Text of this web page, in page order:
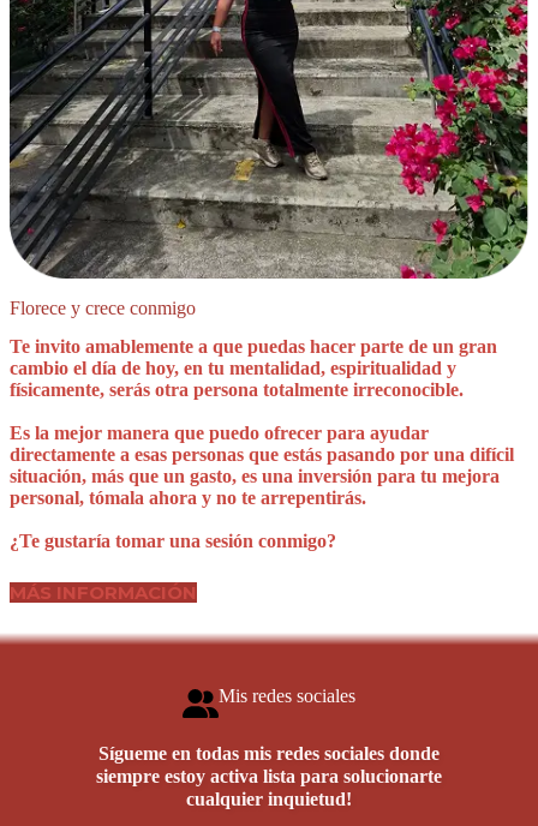
Florece y crece conmigo
Te invito amablemente a que puedas hacer parte de un gran
cambio el día de hoy, en tu mentalidad, espiritualidad y
físicamente, serás otra persona totalmente irreconocible.
Es la mejor manera que puedo ofrecer para ayudar
directamente a esas personas que estás pasando por una difícil
situación, más que un gasto, es una inversión para tu mejora
personal, tómala ahora y no te arrepentirás.
¿Te gustaría tomar una sesión conmigo?
MÁS INFORMACIÓN
Mis redes sociales
Sígueme en todas mis redes sociales donde
siempre estoy activa lista para solucionarte
cualquier inquietud!